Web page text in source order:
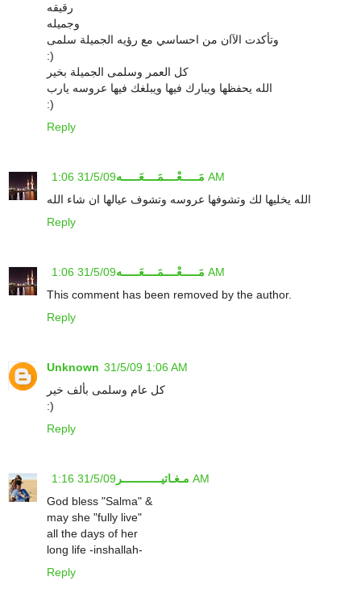
رقيقه
وجميله
وتأكدت الآان من احساسي مع رؤيه الجميلة سلمى
:)
كل العمر وسلمى الجميلة بخير
الله يحفظها ويبارك فيها ويبلغك فيها عروسه يارب
:)
Reply
مَـــــعْــــمَــــعَـــــه 31/5/09 1:06 AM
الله يخليها لك وتشوفها عروسه وتشوف عيالها ان شاء الله
Reply
مَـــــعْــــمَــــعَـــــه 31/5/09 1:06 AM
This comment has been removed by the author.
Reply
Unknown 31/5/09 1:06 AM
كل عام وسلمى بألف خير
:)
Reply
مـغـاتيــــــــــــر 31/5/09 1:16 AM
God bless "Salma" &
may she "fully live"
all the days of her
long life -inshallah-
Reply